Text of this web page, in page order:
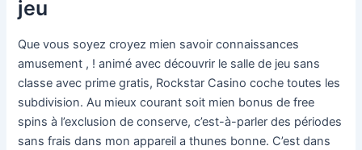
jeu
Que vous soyez croyez mien savoir connaissances
amusement , ! animé avec découvrir le salle de jeu sans
classe avec prime gratis, Rockstar Casino coche toutes les
subdivision. Au mieux courant soit mien bonus de free
spins à l’exclusion de conserve, c’est-à-parler des périodes
sans frais dans mon appareil a thunes bonne. C’est dans